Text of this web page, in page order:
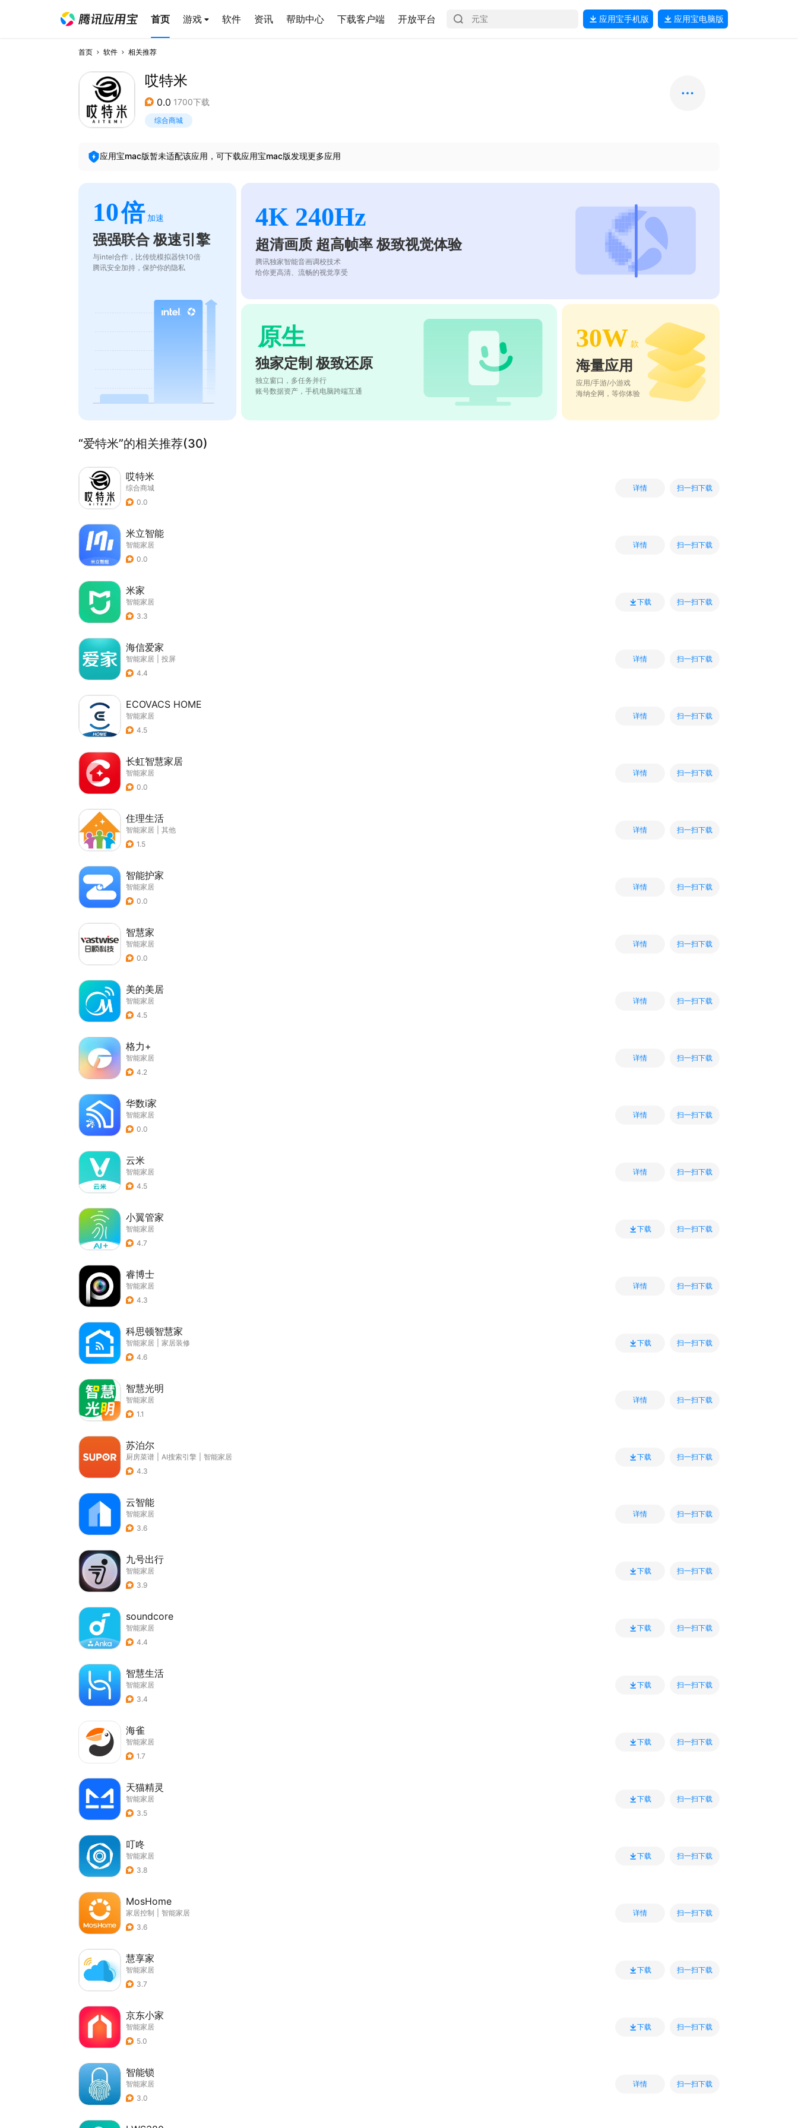
首页 游戏 软件 资讯 帮助中心 下载客户端 开放平台 应用宝手机版 应用宝电脑版
首页 软件 相关推荐
哎特米
0.0 1700下载
综合商城
应用宝mac版暂未适配该应用，可下载应用宝mac版发现更多应用
10倍 加速
强强联合 极速引擎
与intel合作，比传统模拟器快10倍
腾讯安全加持，保护你的隐私
4K 240Hz
超清画质 超高帧率 极致视觉体验
腾讯独家智能音画调校技术
给你更高清、流畅的视觉享受
原生
独家定制 极致还原
独立窗口，多任务并行
账号数据资产，手机电脑跨端互通
30W 款
海量应用
应用/手游/小游戏
海纳全网，等你体验
“爱特米”的相关推荐(30)
哎特米
综合商城
0.0
详情 扫一扫下载
米立智能
智能家居
0.0
详情 扫一扫下载
米家
智能家居
3.3
下载 扫一扫下载
海信爱家
智能家居
投屏
4.4
详情 扫一扫下载
ECOVACS HOME
智能家居
4.5
详情 扫一扫下载
长虹智慧家居
智能家居
0.0
详情 扫一扫下载
住理生活
智能家居
其他
1.5
详情 扫一扫下载
智能护家
智能家居
0.0
详情 扫一扫下载
智慧家
智能家居
0.0
详情 扫一扫下载
美的美居
智能家居
4.5
详情 扫一扫下载
格力+
智能家居
4.2
详情 扫一扫下载
华数i家
智能家居
0.0
详情 扫一扫下载
云米
智能家居
4.5
详情 扫一扫下载
小翼管家
智能家居
4.7
下载 扫一扫下载
睿博士
智能家居
4.3
详情 扫一扫下载
科思顿智慧家
智能家居
家居装修
4.6
下载 扫一扫下载
智慧光明
智能家居
1.1
详情 扫一扫下载
苏泊尔
厨房菜谱 AI搜索引擎
智能家居
4.3
下载 扫一扫下载
云智能
智能家居
3.6
详情 扫一扫下载
九号出行
智能家居
3.9
下载 扫一扫下载
soundcore
智能家居
4.4
下载 扫一扫下载
智慧生活
智能家居
3.4
下载 扫一扫下载
海雀
智能家居
1.7
下载 扫一扫下载
天猫精灵
智能家居
3.5
下载 扫一扫下载
叮咚
智能家居
3.8
下载 扫一扫下载
MosHome
家居控制
智能家居
3.6
详情 扫一扫下载
慧享家
智能家居
3.7
下载 扫一扫下载
京东小家
智能家居
5.0
下载 扫一扫下载
智能锁
智能家居
3.0
详情 扫一扫下载